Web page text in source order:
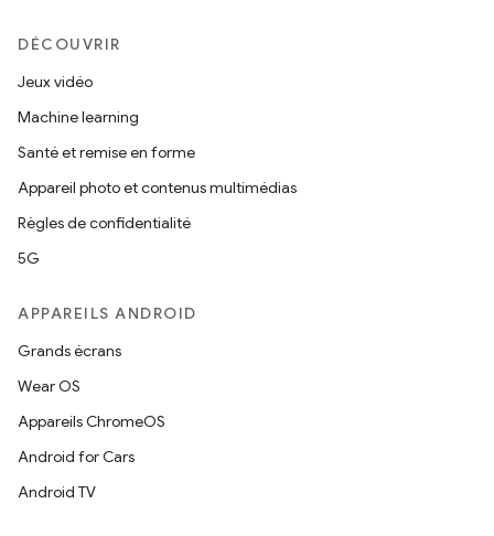
DÉCOUVRIR
Jeux vidéo
Machine learning
Santé et remise en forme
Appareil photo et contenus multimédias
Règles de confidentialité
5G
APPAREILS ANDROID
Grands écrans
Wear OS
Appareils ChromeOS
Android for Cars
Android TV